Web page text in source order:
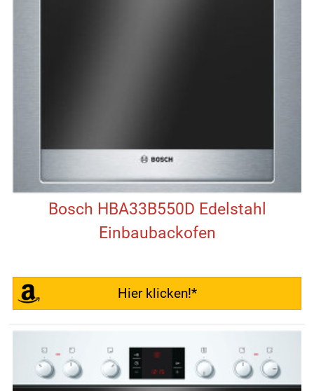
Bosch HBA33B550D Edelstahl
Einbaubackofen
Hier klicken!*